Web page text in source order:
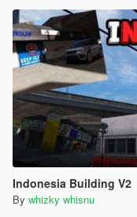
Indonesia Building V2
By whizky whisnu